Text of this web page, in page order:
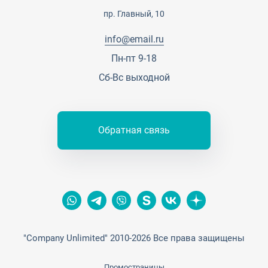
пр. Главный, 10
info@email.ru
Пн-пт 9-18
Сб-Вс выходной
Обратная связь
"Company Unlimited" 2010-2026 Все права защищены